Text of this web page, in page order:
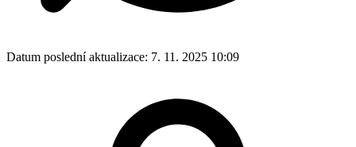
Datum poslední aktualizace: 7. 11. 2025 10:09